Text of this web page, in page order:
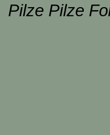
Pilze Pilze